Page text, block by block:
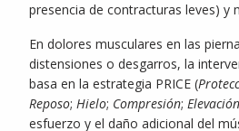
presencia de contracturas leves) y
En dolores musculares en las
distensiones o desgarros, la
basa en la estrategia PRICE (
Reposo; Hielo; Compresión; Elevación
esfuerzo y el daño adicional del